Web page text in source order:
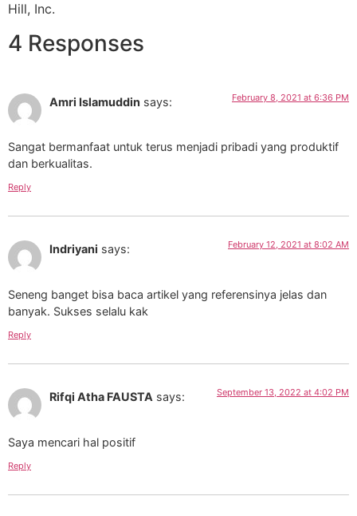
Hill, Inc.
4 Responses
Amri Islamuddin says: February 8, 2021 at 6:36 PM
Sangat bermanfaat untuk terus menjadi pribadi yang produktif
dan berkualitas.
Reply
Indriyani says: February 12, 2021 at 8:02 AM
Seneng banget bisa baca artikel yang referensinya jelas dan
banyak. Sukses selalu kak
Reply
Rifqi Atha FAUSTA says: September 13, 2022 at 4:02 PM
Saya mencari hal positif
Reply